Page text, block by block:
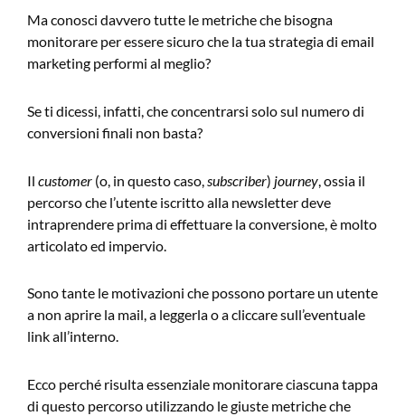
Ma conosci davvero tutte le metriche che bisogna
monitorare per essere sicuro che la tua strategia di email
marketing performi al meglio?
Se ti dicessi, infatti, che concentrarsi solo sul numero di
conversioni finali non basta?
Il customer (o, in questo caso, subscriber) journey , ossia il
percorso che l’utente iscritto alla newsletter deve
intraprendere prima di effettuare la conversione, è molto
articolato ed impervio.
Sono tante le motivazioni che possono portare un utente
a non aprire la mail, a leggerla o a cliccare sull’eventuale
link all’interno.
Ecco perché risulta essenziale monitorare ciascuna tappa
di questo percorso utilizzando le giuste metriche che